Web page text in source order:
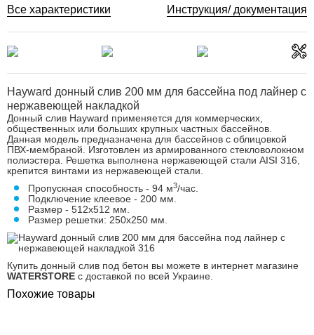
Все характеристики Инструкция/ документация
Hayward донный слив 200 мм для бассейна под лайнер с
нержавеющей накладкой
Донный слив Hayward применяется для коммерческих,
общественных или больших крупных частных бассейнов.
Данная модель предназначена для бассейнов с облицовкой
ПВХ-мембраной. Изготовлен из армированного стекловолокном
полиэстера. Решетка выполнена нержавеющей стали AISI 316,
крепится винтами из нержавеющей стали.
Пропускная способность - 94 м3/час.
Подключение клеевое - 200 мм.
Размер - 512х512 мм.
Размер решетки: 250х250 мм.
Купить донный слив под бетон вы можете в интернет магазине
WATERSTORE с доставкой по всей Украине.
Похожие товары